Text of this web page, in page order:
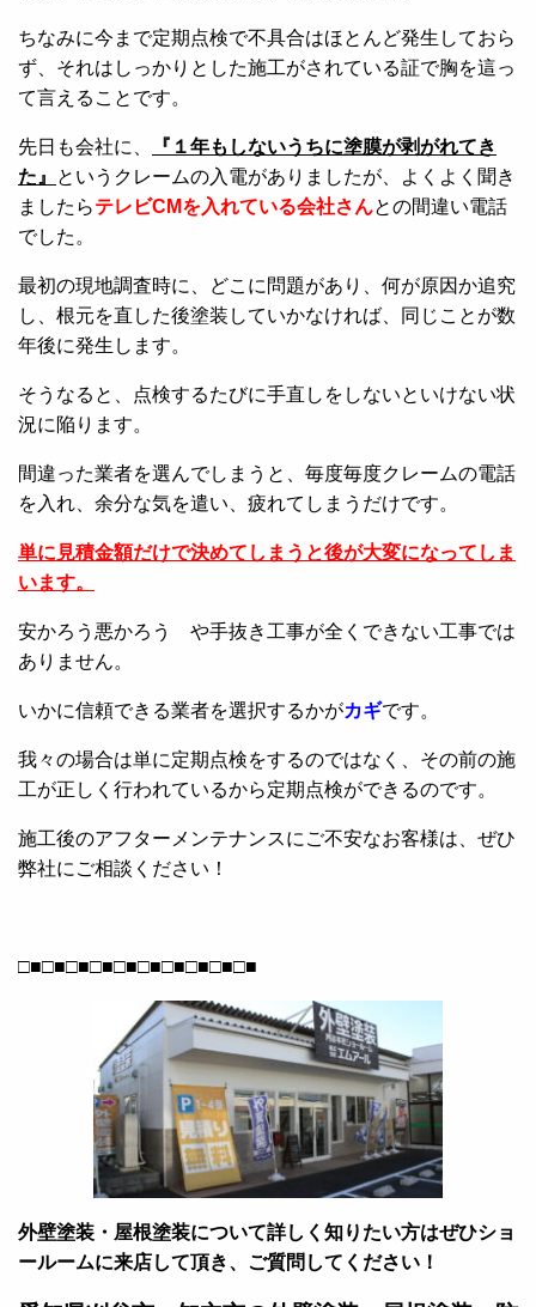
ちなみに今まで定期点検で不具合はほとんど発生しておら
ず、それはしっかりとした施工がされている証で胸を這っ
て言えることです。
先日も会社に、
『１年もしないうちに塗膜が剥がれてき
た』
というクレームの入電がありましたが、よくよく聞き
ましたらテレビCMを入れている会社さんとの間違い電話
でした。
最初の現地調査時に、どこに問題があり、何が原因か追究
し、根元を直した後塗装していかなければ、同じことが数
年後に発生します。
そうなると、点検するたびに手直しをしないといけない状
況に陥ります。
間違った業者を選んでしまうと、毎度毎度クレームの電話
を入れ、余分な気を遣い、疲れてしまうだけです。
単に見積金額だけで決めてしまうと後が大変になってしま
います。
安かろう悪かろう や手抜き工事が全くできない工事では
ありません。
いかに信頼できる業者を選択するかがカギです。
我々の場合は単に定期点検をするのではなく、その前の施
工が正しく行われているから定期点検ができるのです。
施工後のアフターメンテナンスにご不安なお客様は、ぜひ
弊社にご相談ください！
□■□■□■□■□■□■□■□■□■□■
外壁塗装・屋根塗装について詳しく知りたい方はぜひショ
ールームに来店して頂き、ご質問してください！